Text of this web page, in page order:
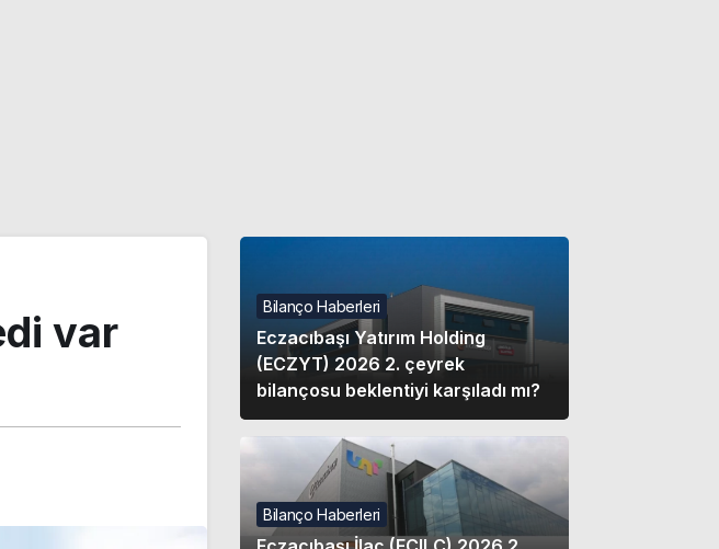
Sistem modunu seçin.
var
Bilanço Haberleri
Eczacıbaşı Yatırım Holding
(ECZYT) 2026 2. çeyrek
bilançosu beklentiyi karşıladı mı?
Bilanço Haberleri